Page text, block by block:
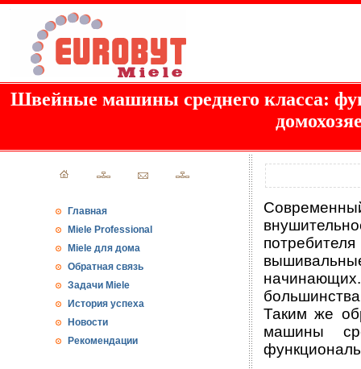
Швейные машины среднего класса:
Главная
Miele Professional
Miele для дома
Обратная связь
Задачи Miele
История успеха
Новости
Рекомендации
Таким же
машины